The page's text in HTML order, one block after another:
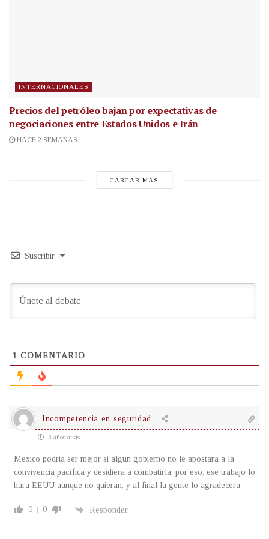
INTERNACIONALES
Precios del petróleo bajan por expectativas de
negociaciones entre Estados Unidos e Irán
HACE 2 SEMANAS
CARGAR MÁS
Suscribir
1 COMENTARIO
Incompetencia en seguridad
3 años atrás
Mexico podria ser mejor si algun gobierno no le apostara a la
convivencia pacífica y desidiera a combatirla, por eso, ese trabajo lo
hara EEUU aunque no quieran, y al final la gente lo agradecera.
0 0 Responder